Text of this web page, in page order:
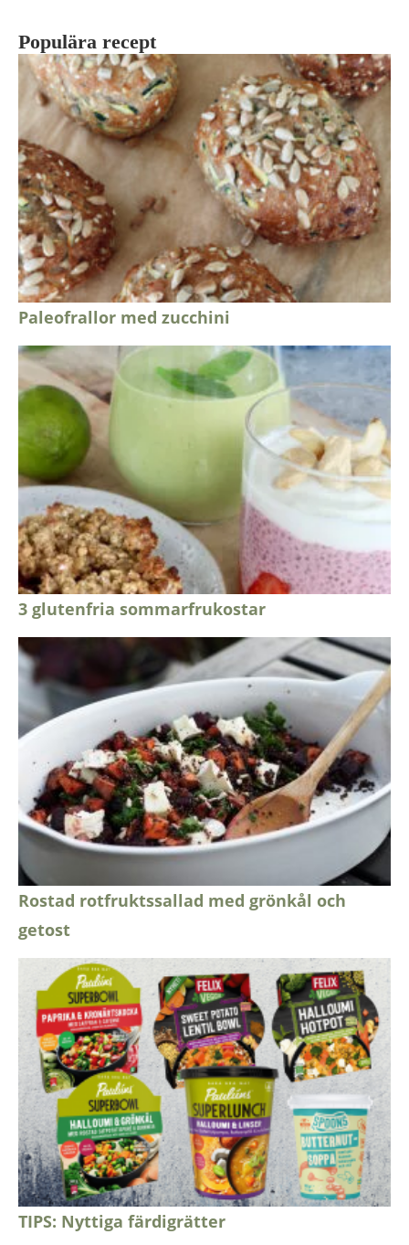
Populära recept
Paleofrallor med zucchini
3 glutenfria sommarfrukostar
Rostad rotfruktssallad med grönkål och
getost
TIPS: Nyttiga färdigrätter